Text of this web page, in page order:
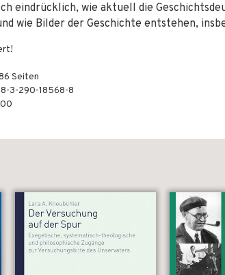
eindrücklich, wie aktuell die
wie Bilder der Geschichte entstehen,
Seiten
3-290-18568-8